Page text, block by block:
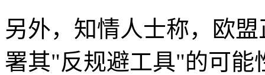
另外，知情人士称，欧
署其"反规避工具"的可能